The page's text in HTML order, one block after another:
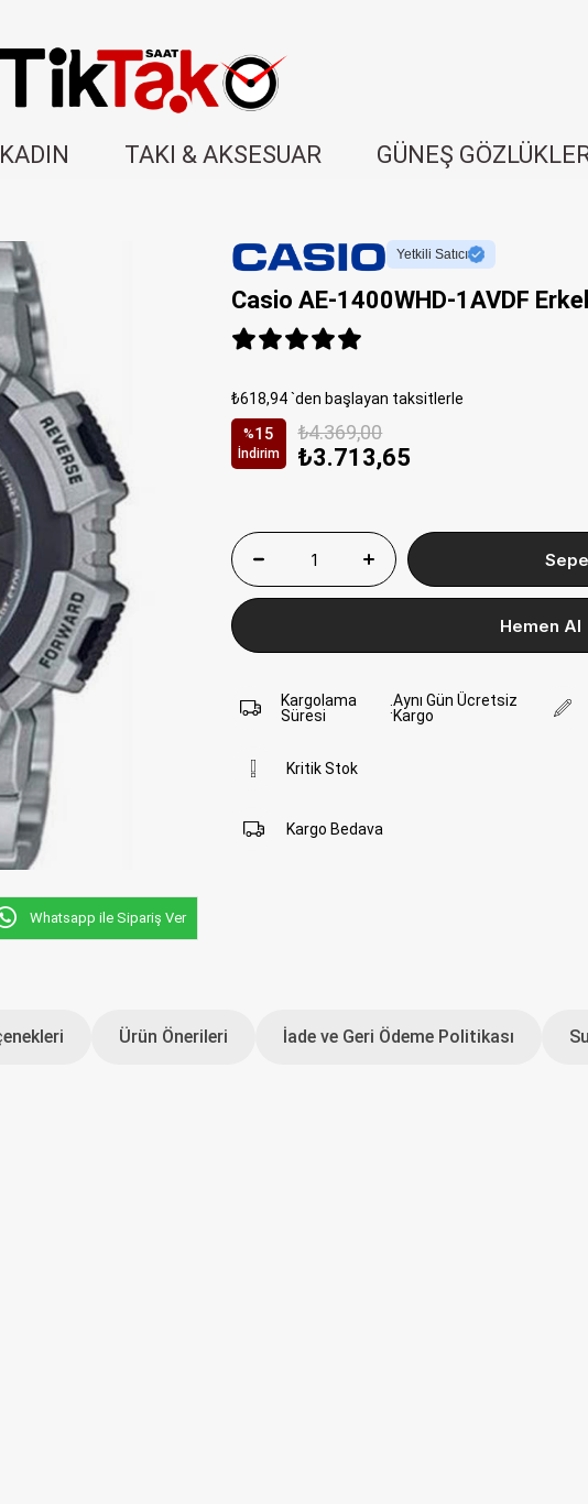
KADIN TAKI & AKSESUAR GÜNEŞ
Whatsapp ile Sipariş Ver
Yetkili Satıcı
Casio AE-1400WHD-1AVDF
₺618,94 `den başlayan taksitlerle
%15
İndirim
₺4.369,00
₺3.713,65
Kargolama
Süresi
:Aynı Gün Ücretsiz
Kargo
Kritik Stok
Kargo Bedava
Ürün Önerileri İade ve Geri Ödeme Politikası